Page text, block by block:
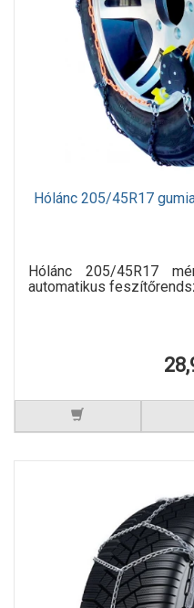
Hólánc 205/45R17
Hólánc 205/45R17
automatikus